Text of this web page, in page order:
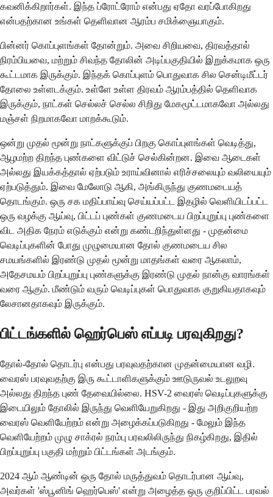
கவனிக்கிறார்கள். இந்த ப்ரோட்ரோம் என்பது ஏதோ வரப்போகிறது
என்பதற்கான உங்கள் தெளிவான ஆரம்ப சமிக்ஞையாகும்.
பின்னர் கொப்புளங்கள் தோன்றும். அவை சிறியவை, திரவத்தால்
நிரம்பியவை, மற்றும் சிவந்த தோலின் அடிப்பகுதியில் இறுக்கமாக ஒரு
கூட்டமாக இருக்கும். இந்தக் கொப்புளம் பொதுவாக சில சென்டிமீட்டர்
தோலை உள்ளடக்கும். உள்ளே உள்ள திரவம் ஆரம்பத்தில் தெளிவாக
இருக்கும், நாட்கள் செல்லச் செல்ல சிறிது மேகமூட்டமாகவோ அல்லது
மஞ்சள் நிறமாகவோ மாறக்கூடும்.
ஒன்று முதல் மூன்று நாட்களுக்குப் பிறகு கொப்புளங்கள் வெடித்து,
ஆழமற்ற திறந்த புண்களை விட்டுச் செல்கின்றன. இவை ஆடைகள்
அல்லது இயக்கத்தால் ஏற்படும் உராய்வினால் எரிச்சலையும் வலியையும்
ஏற்படுத்தும். இவை மேலோடு ஆகி, அங்கிருந்து குணமடையத்
தொடங்கும். ஒரு சக மதிப்பாய்வு செய்யப்பட்ட இதழில் வெளியிடப்பட்ட
ஒரு வழக்கு ஆய்வு, பிட்டப் புண்கள் குணமடைய பிறப்புறுப்பு புண்களை
விட அதிக நேரம் எடுக்கும் என்று கண்டறிந்துள்ளது - முதன்மை
வெடிப்புகளின் போது முழுமையான தோல் குணமடைய சில
சமயங்களில் இரண்டு முதல் மூன்று மாதங்கள் வரை ஆகலாம்,
அதேசமயம் பிறப்புறுப்பு புண்களுக்கு இரண்டு முதல் நான்கு வாரங்கள்
வரை ஆகும். மீண்டும் வரும் வெடிப்புகள் பொதுவாக குறுகியதாகவும்
லேசானதாகவும் இருக்கும்.
பிட்டங்களில் ஹெர்பெஸ் எப்படி பரவுகிறது?
தோல்-தோல் தொடர்பு என்பது பரவுவதற்கான முதன்மையான வழி.
வைரஸ் பரவுவதற்கு இரு கூட்டாளிகளுக்கும் ஊடுருவல் உடலுறவு
அல்லது திறந்த புண் தேவையில்லை. HSV-2 வைரஸ் வெடிப்புகளுக்கு
இடையிலும் தோலில் இருந்து வெளியேறுகிறது - இது அறிகுறியற்ற
வைரஸ் வெளியேற்றம் என்று அழைக்கப்படுகிறது - மேலும் இந்த
வெளியேற்றம் முழு சாக்ரல் நரம்பு பரவலிலிருந்து நிகழ்கிறது, இதில்
பிறப்புறுப்பு பகுதி மற்றும் பிட்டங்கள் அடங்கும்.
2024 ஆம் ஆண்டின் ஒரு தோல் மருத்துவம் தொடர்பான ஆய்வு,
அவர்கள் 'ஸ்பூனிங் ஹெர்பெஸ்' என்று அழைத்த ஒரு குறிப்பிட்ட பரவல்